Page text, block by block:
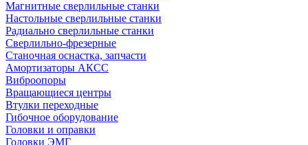
Магнитные сверлильные станки
Настольные сверлильные станки
Радиально сверлильные станки
Сверлильно-фрезерные
Станочная оснастка, запчасти
Амортизаторы АКСС
Виброопоры
Вращающиеся центры
Втулки переходные
Гибочное оборудование
Головки и оправки
Головки ЭМГ